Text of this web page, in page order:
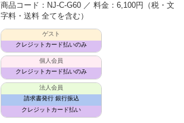
商品コード：NJ-C-G60 ／ 料金：6,100円
（税・文
字料・送料 全てを含む）
ゲスト
クレジットカード払いのみ
個人会員
クレジットカード払いのみ
法人会員
請求書発行 銀行振込
クレジットカード払い